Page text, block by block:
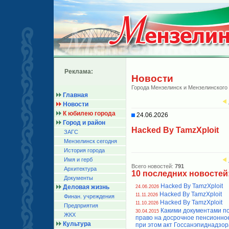
Реклама:
Главная
Новости
К юбилею города
Город и район
ЗАГС
Мензелинск сегодня
История города
Имя и герб
Архитектура
Документы
Деловая жизнь
Финан. учреждения
Предприятия
ЖКХ
Культура
Новости
Города Мензелинск и Мензелинского
24.06.2026
Hacked By TamzXploit
Всего новостей: 791
10 последних
24.06.2026 Hacked By TamzXploit
11.11.2026 Hacked By TamzXploit
11.10.2026 Hacked By TamzXploit
30.04.2015 Какими документами
право на досрочное
при этом акт